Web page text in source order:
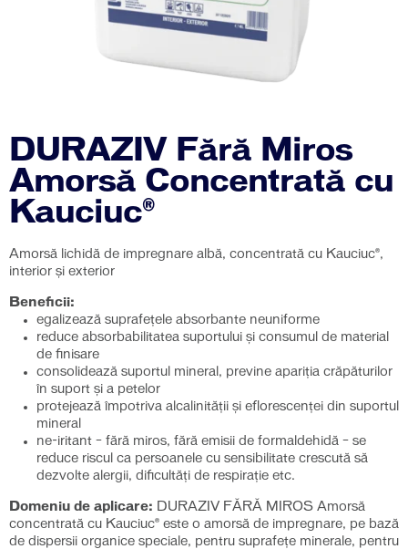
DURAZIV Fără Miros
Amorsă Concentrată cu
Kauciuc®
Amorsă lichidă de impregnare albă, concentrată cu Kauciuc®,
interior și exterior
Beneficii:
egalizează suprafeţele absorbante neuniforme
reduce absorbabilitatea suportului şi consumul de material
de finisare
consolidează suportul mineral, previne apariţia crăpăturilor
în suport şi a petelor
protejează împotriva alcalinităţii şi eflorescenţei din suportul
mineral
ne-iritant – fără miros, fără emisii de formaldehidă – se
reduce riscul ca persoanele cu sensibilitate crescută să
dezvolte alergii, dificultăți de respirație etc.
Domeniu de aplicare: DURAZIV FĂRĂ MIROS Amorsă
concentrată cu Kauciuc® este o amorsă de impregnare, pe bază
de dispersii organice speciale, pentru suprafeţe minerale, pentru